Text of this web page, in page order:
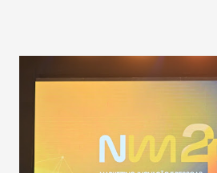
população suspeita e de cuidados
públicos e domiciliares. “Nós não
epidemia comum, como temos em
aumento de casos de dengue,
de uma epidemia com um vírus